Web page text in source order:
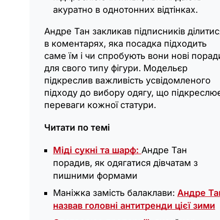
акуратно в однотонних відтінках.
Андре Тан закликав підписників
в коментарях, яка посадка підходить
саме їм і чи спробують вони нові
для свого типу фігури. Модельєр
підкреслив важливість усвідомленого
підходу до вибору одягу, що
переваги кожної статури.
Читати по темі
Міді сукні та шарф: Андре Тан
порадив, як одягатися дівчатам з
пишними формами
Маніжка замість балаклави: Андре
назвав головні антитренди цієї зими